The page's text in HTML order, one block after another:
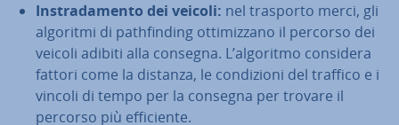
In­stra­da­men­to dei veicoli: nel trasporto merci, gli
algoritmi di pa­th­fin­ding ot­ti­miz­za­no il percorso dei
veicoli adibiti alla consegna. L’algoritmo considera
fattori come la distanza, le con­di­zio­ni del traffico e i
vincoli di tempo per la consegna per trovare il
percorso più ef­fi­cien­te.